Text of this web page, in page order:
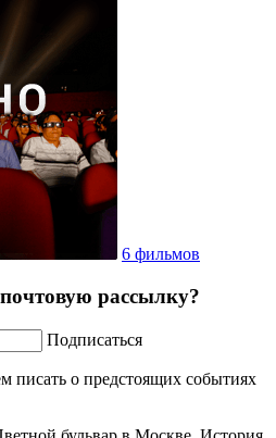
6 фильмов
рассылку?
Подписаться
писать о предстоящих событиях